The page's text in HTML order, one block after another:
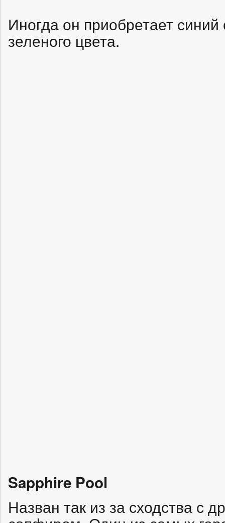
Иногда он приобретает
зеленого цвета.
Sapphire Pool
Назван так из за сходства с